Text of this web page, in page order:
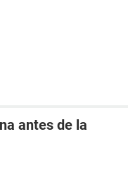
antes de la